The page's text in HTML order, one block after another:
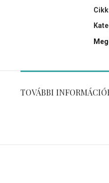
TOVÁBBI